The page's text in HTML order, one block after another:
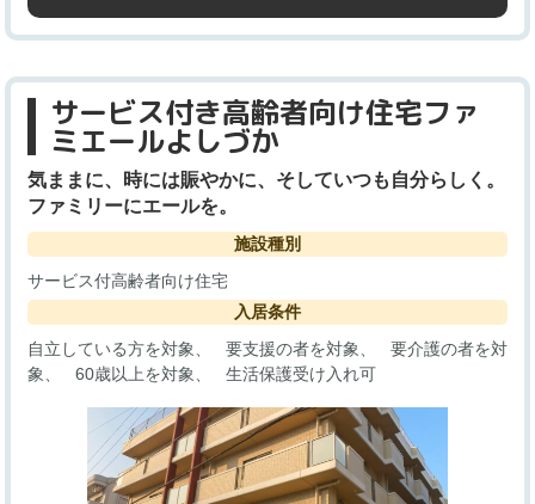
サービス付き高齢者向け住宅ファ
ミエールよしづか
気ままに、時には賑やかに、そしていつも自分らしく。
ファミリーにエールを。
施設種別
サービス付高齢者向け住宅
入居条件
自立している方を対象
要支援の者を対象
要介護の者を対
象
60歳以上を対象 生活保護受け入れ可